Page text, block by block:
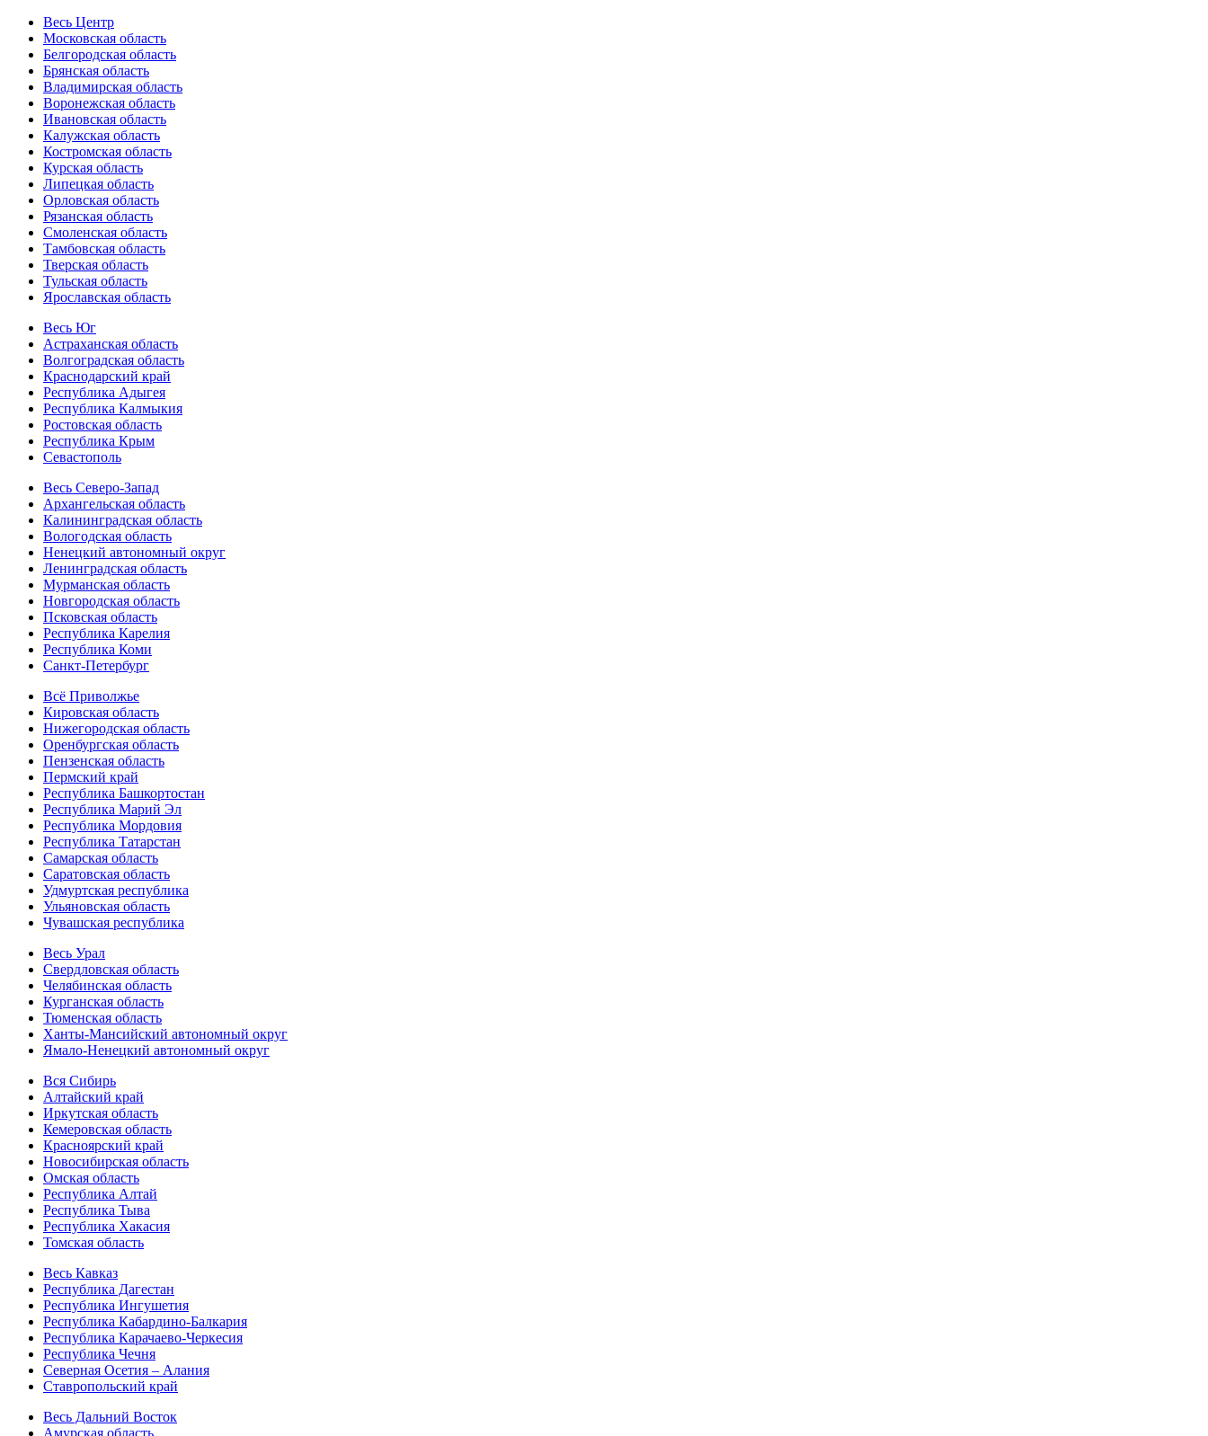
Весь Центр
Московская область
Белгородская область
Брянская область
Владимирская область
Воронежская область
Ивановская область
Калужская область
Костромская область
Курская область
Липецкая область
Орловская область
Рязанская область
Смоленская область
Тамбовская область
Тверская область
Тульская область
Ярославская область
Весь Юг
Астраханская область
Волгоградская область
Краснодарский край
Республика Адыгея
Республика Калмыкия
Ростовская область
Республика Крым
Севастополь
Весь Северо-Запад
Архангельская область
Калининградская область
Вологодская область
Ненецкий автономный округ
Ленинградская область
Мурманская область
Новгородская область
Псковская область
Республика Карелия
Республика Коми
Санкт-Петербург
Всё Приволжье
Кировская область
Нижегородская область
Оренбургская область
Пензенская область
Пермский край
Республика Башкортостан
Республика Марий Эл
Республика Мордовия
Республика Татарстан
Самарская область
Саратовская область
Удмуртская республика
Ульяновская область
Чувашская республика
Весь Урал
Свердловская область
Челябинская область
Курганская область
Тюменская область
Ханты-Мансийский автономный округ
Ямало-Ненецкий автономный округ
Вся Сибирь
Алтайский край
Иркутская область
Кемеровская область
Красноярский край
Новосибирская область
Омская область
Республика Алтай
Республика Тыва
Республика Хакасия
Томская область
Весь Кавказ
Республика Дагестан
Республика Ингушетия
Республика Кабардино-Балкария
Республика Карачаево-Черкесия
Республика Чечня
Северная Осетия – Алания
Ставропольский край
Весь Дальний Восток
Амурская область